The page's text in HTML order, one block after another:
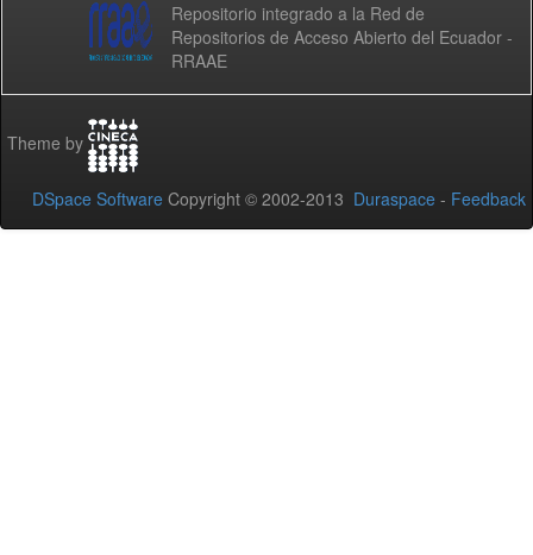
Repositorio integrado a la Red de
Repositorios de Acceso Abierto del Ecuador -
RRAAE
Theme by
DSpace Software Copyright © 2002-2013 Duraspace - Feedback